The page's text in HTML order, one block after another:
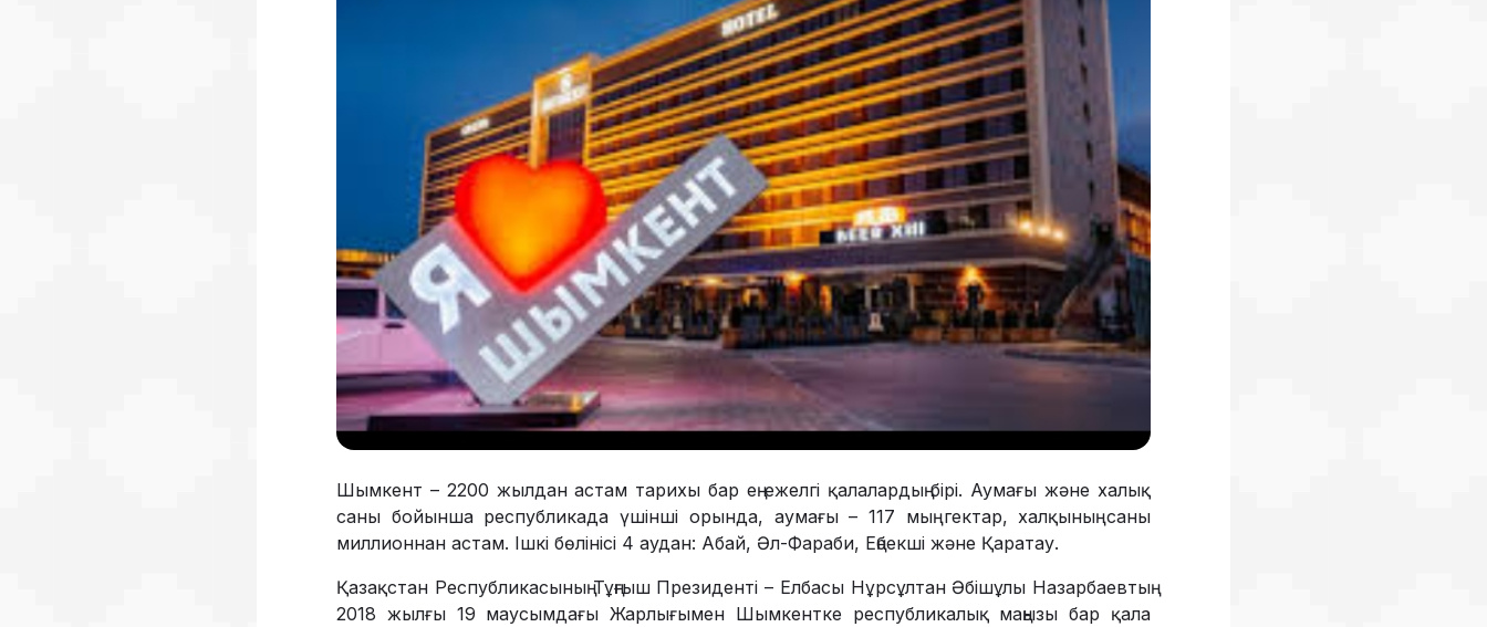
Шымкент – 2200 жылдан астам тарихы бар ең ежелгі қалалардың бірі. Аумағы және халық
саны бойынша республикада үшінші орында, аумағы – 117 мың гектар, халқының саны
миллионнан астам. Ішкі бөлінісі 4 аудан: Абай, Әл-Фараби, Еңбекші және Қаратау.
Қазақстан Республикасының Тұңғыш Президенті – Елбасы Нұрсұлтан Әбішұлы Назарбаевтың
2018 жылғы 19 маусымдағы Жарлығымен Шымкентке республикалық маңызы бар қала